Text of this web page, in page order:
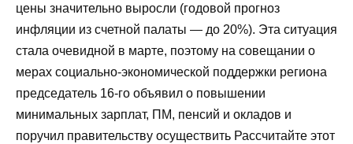
цены значительно выросли (годовой прогноз
инфляции из счетной палаты — до 20%). Эта ситуация
стала очевидной в марте, поэтому на совещании о
мерах социально-экономической поддержки региона
председатель 16-го объявил о повышении
минимальных зарплат, ПМ, пенсий и окладов и
поручил правительству осуществить Рассчитайте этот